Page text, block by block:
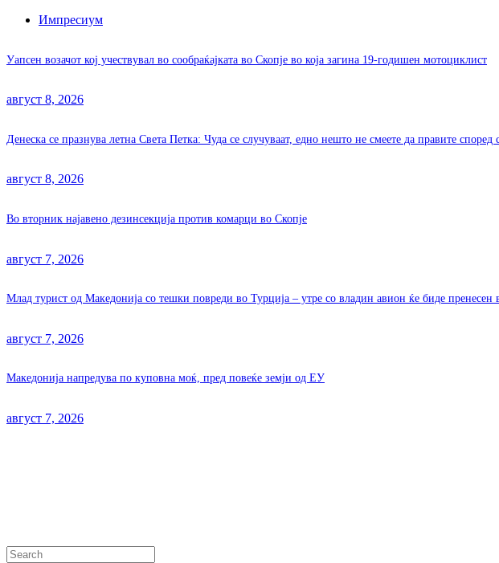
Импресиум
Уапсен возачот кој учествувал во сообраќајката во Скопје во која загина 19-годишен мотоциклист
август 8, 2026
Денеска се празнува летна Света Петка: Чуда се случуваат, едно нешто не смеете да правите според
август 8, 2026
Во вторник најавено дезинсекција против комарци во Скопје
август 7, 2026
Млад турист од Македонија со тешки повреди во Турција – утре со владин авион ќе биде пренесен
август 7, 2026
Македонија напредува по куповна моќ, пред повеќе земји од ЕУ
август 7, 2026